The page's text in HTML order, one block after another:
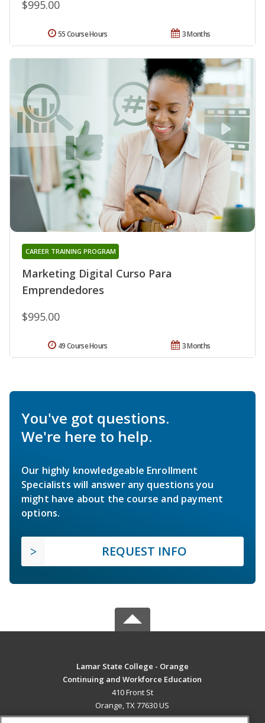
$995.00
3 Months
55 Course Hours
Marketing Digital Curso Para
Emprendedores
CAREER TRAINING PROGRAM
$995.00
3 Months
49 Course Hours
You've got questions.
We're here to help.
Our highly knowledgeable Enrollment
Specialists will answer any questions you
might have about the course and payment
options.
REQUEST INFO
Lamar State College - Orange
Continuing and Workforce Education
410 Front St
Orange, TX 77630 US